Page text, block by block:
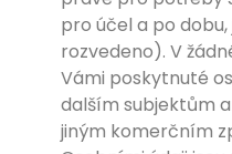
pro účel a po
rozvedeno). V
Vámi poskytnuté
dalším subjektům
jiným komerčním